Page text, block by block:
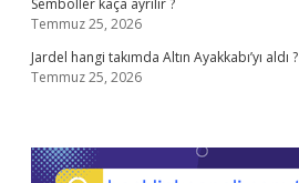
Semboller kaça ayrılır ?
Temmuz 25, 2026
Jardel hangi takımda Altın Ayakkabı’yı aldı ?
Temmuz 25, 2026